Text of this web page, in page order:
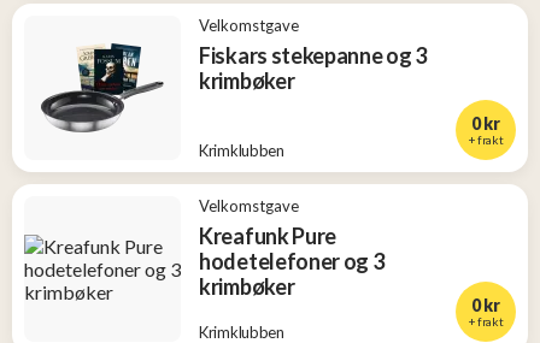
Velkomstgave
Fiskars stekepanne og 3
krimbøker
Krimklubben
0 kr
+ frakt
Velkomstgave
Kreafunk Pure
hodetelefoner og 3
krimbøker
Krimklubben
0 kr
+ frakt